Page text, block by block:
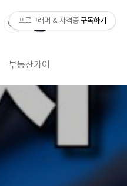
부동산가이드
프로그래머 & 자격증 구독하기